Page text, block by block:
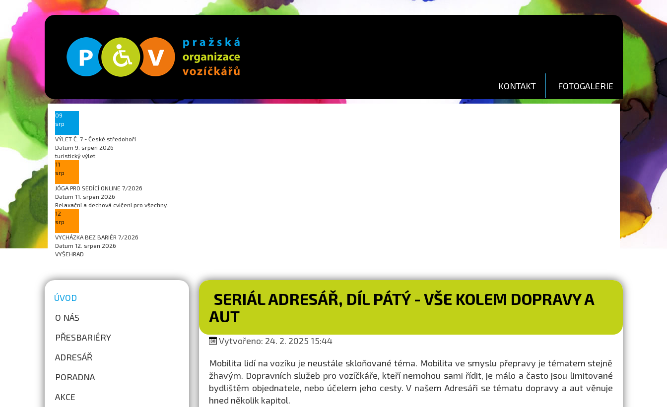
KONTAKT FOTOGALERIE
09
srp
VÝLET Č. 7 - České středohoří
Datum 9. srpen 2026
turistický výlet
11
srp
JÓGA PRO SEDÍCÍ ONLINE 7/2026
Datum 11. srpen 2026
Relaxační a dechová cvičení pro všechny.
12
srp
VYCHÁZKA BEZ BARIÉR 7/2026
Datum 12. srpen 2026
VYŠEHRAD
ÚVOD
O NÁS
PŘESBARIÉRY
ADRESÁŘ
PORADNA
AKCE
SERIÁL ADRESÁŘ, DÍL PÁTÝ - VŠE KOLEM DOPRAVY A
AUT
Vytvořeno: 24. 2. 2025 15:44
Mobilita lidí na vozíku je neustále skloňované téma. Mobilita ve smyslu přepravy je tématem stejně
žhavým. Dopravních služeb pro vozíčkáře, kteří nemohou sami řídit, je málo a často jsou limitované
bydlištěm objednatele, nebo účelem jeho cesty. V našem Adresáři se tématu dopravy a aut věnuje
hned několik kapitol.